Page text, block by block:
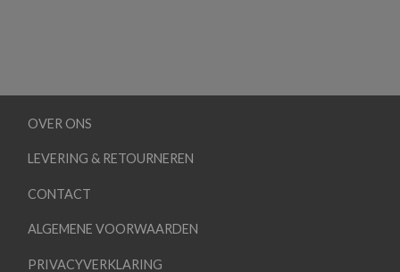
OVER ONS
LEVERING & RETOURNEREN
CONTACT
ALGEMENE VOORWAARDEN
PRIVACYVERKLARING